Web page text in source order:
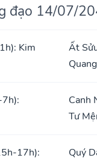
đạo 14/07/
Kim
Ất
Quang
Canh
Tư
17h):
Quý